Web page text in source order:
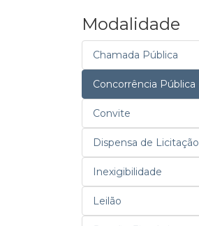
Modalidade
Chamada Pública
Concorrência Pública
Convite
Dispensa de Licitação
Inexigibilidade
Leilão